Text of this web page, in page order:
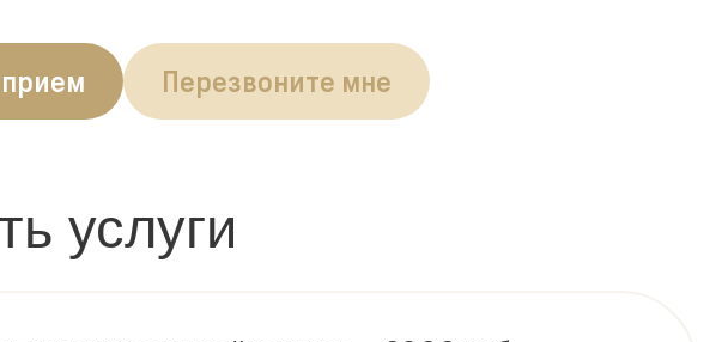
прием Перезвоните мне
услуги